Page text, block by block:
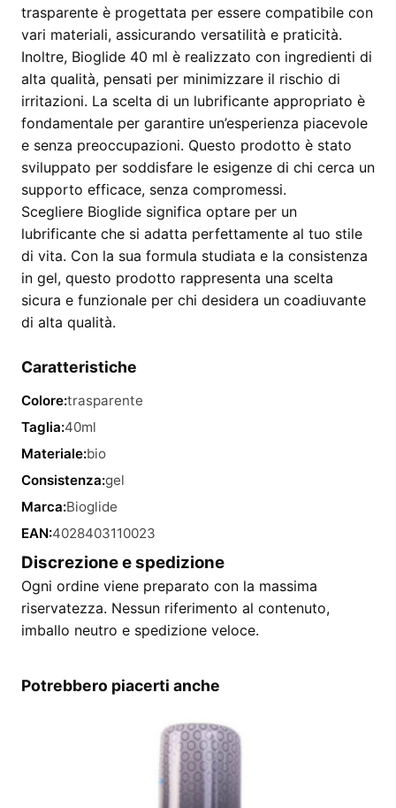
trasparente è progettata per essere compatibile con
vari materiali, assicurando versatilità e praticità.
Inoltre, Bioglide 40 ml è realizzato con ingredienti di
alta qualità, pensati per minimizzare il rischio di
irritazioni. La scelta di un lubrificante appropriato è
fondamentale per garantire un’esperienza piacevole
e senza preoccupazioni. Questo prodotto è stato
sviluppato per soddisfare le esigenze di chi cerca un
supporto efficace, senza compromessi.
Scegliere Bioglide significa optare per un
lubrificante che si adatta perfettamente al tuo stile
di vita. Con la sua formula studiata e la consistenza
in gel, questo prodotto rappresenta una scelta
sicura e funzionale per chi desidera un coadiuvante
di alta qualità.
Caratteristiche
Colore:trasparente
Taglia:40ml
Materiale:bio
Consistenza:gel
Marca:Bioglide
EAN:4028403110023
Discrezione e spedizione
Ogni ordine viene preparato con la massima
riservatezza. Nessun riferimento al contenuto,
imballo neutro e spedizione veloce.
Potrebbero piacerti anche